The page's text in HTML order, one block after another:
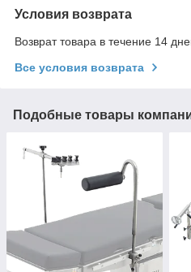
Условия возврата
Возврат товара в течение 14
Все условия возврата
Подобные товары